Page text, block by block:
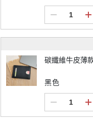
碳纖維牛皮薄
黑色